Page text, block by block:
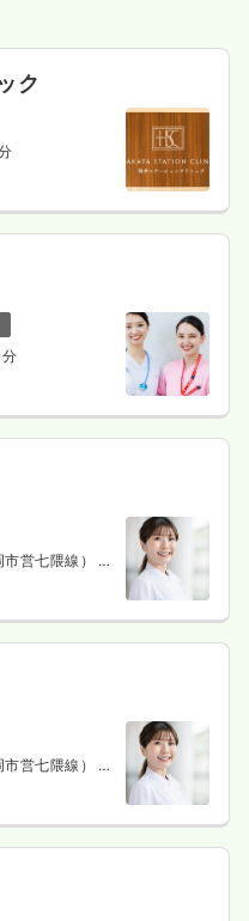
ク
営七隈線） 徒
営七隈線） 徒